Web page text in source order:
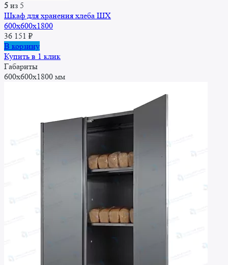
5 из 5
Шкаф для хранения хлеба ШХ
600x600x1800
36 151 ₽
В корзину
Купить в 1 клик
Габариты
600x600x1800 мм